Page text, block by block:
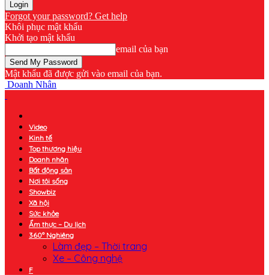
Forgot your password? Get help
Khôi phục mật khẩu
Khởi tạo mật khẩu
email của bạn
Mật khẩu đã được gửi vào email của bạn.
Doanh Nhân
Video
Kinh tế
Top thương hiệu
Doanh nhân
Bất động sản
Nơi tôi sống
Showbiz
Xã hội
Sức khỏe
Ẩm thực – Du lịch
360° Nghiêng
Làm đẹp – Thời trang
Xe – Công nghệ
F